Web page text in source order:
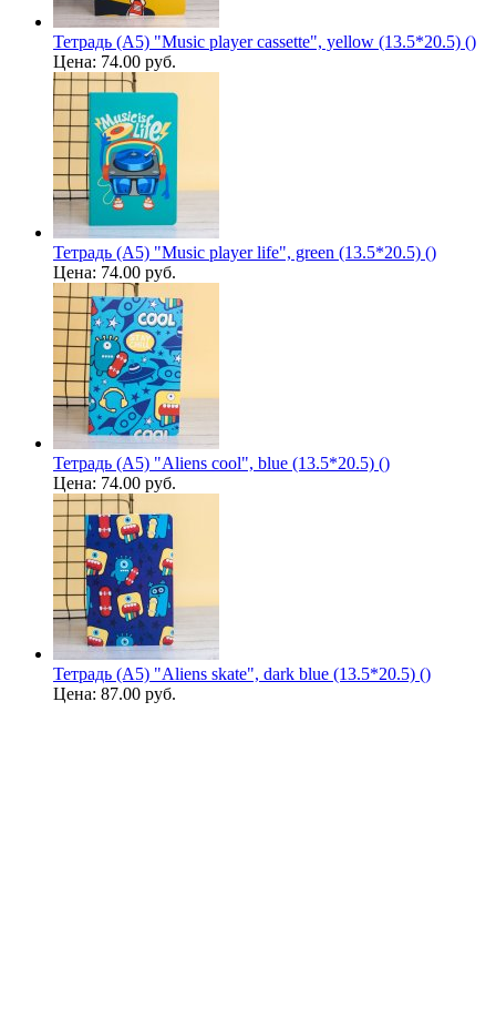
Тетрадь (A5) "Music player cassette", yellow (13.5*20.5) ()
Цена: 74.00 руб.
Тетрадь (A5) "Music player life", green (13.5*20.5) ()
Цена: 74.00 руб.
Тетрадь (A5) "Aliens cool", blue (13.5*20.5) ()
Цена: 74.00 руб.
Тетрадь (A5) "Aliens skate", dark blue (13.5*20.5) ()
Цена: 87.00 руб.